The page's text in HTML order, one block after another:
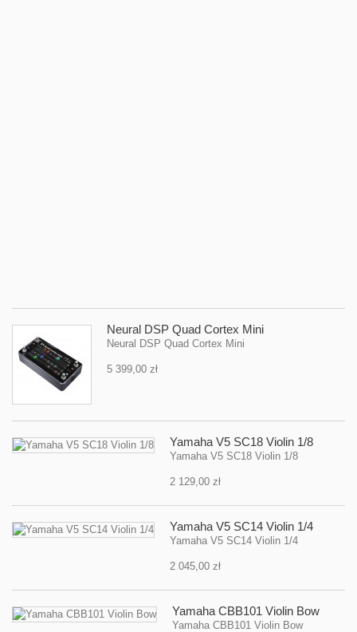
Neural DSP Quad Cortex Mini
Neural DSP Quad Cortex Mini
5 399,00 zł
Yamaha V5 SC18 Violin 1/8
Yamaha V5 SC18 Violin 1/8
2 129,00 zł
Yamaha V5 SC14 Violin 1/4
Yamaha V5 SC14 Violin 1/4
2 045,00 zł
Yamaha CBB101 Violin Bow
Yamaha CBB101 Violin Bow